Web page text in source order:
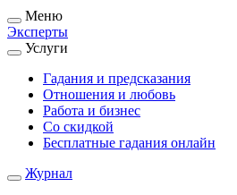
Меню
Эксперты
Услуги
Гадания и предсказания
Отношения и любовь
Работа и бизнес
Со скидкой
Бесплатные гадания онлайн
Журнал